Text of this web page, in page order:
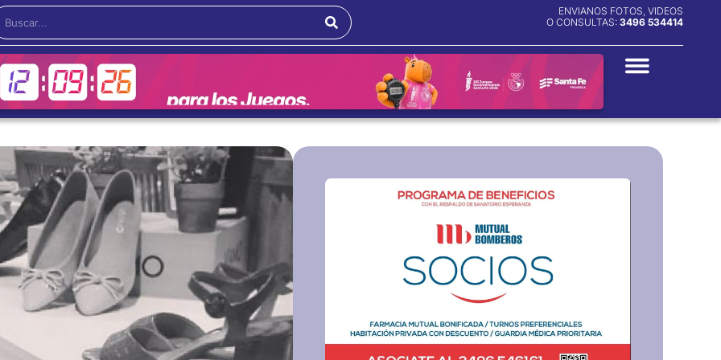
ENVIANOS FOTOS, VIDEOS
O CONSULTAS: 3496 534414